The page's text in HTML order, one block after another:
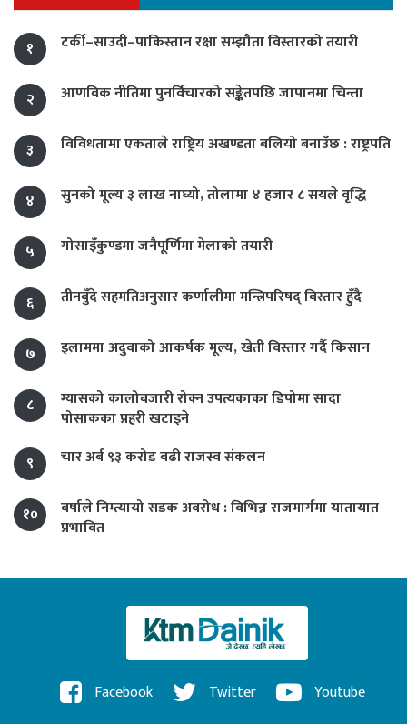
१ टर्की–साउदी–पाकिस्तान रक्षा सम्झौता विस्तारको तयारी
२ आणविक नीतिमा पुनर्विचारको सङ्केतपछि जापानमा चिन्ता
३ विविधतामा एकताले राष्ट्रिय अखण्डता बलियो बनाउँछ : राष्ट्रपति
४ सुनको मूल्य ३ लाख नाघ्यो, तोलामा ४ हजार ८ सयले वृद्धि
५ गोसाइँकुण्डमा जनैपूर्णिमा मेलाको तयारी
६ तीनबुँदे सहमतिअनुसार कर्णालीमा मन्त्रिपरिषद् विस्तार हुँदै
७ इलाममा अदुवाको आकर्षक मूल्य, खेती विस्तार गर्दै किसान
८
ग्यासको कालोबजारी रोक्न उपत्यकाका डिपोमा सादा
पोसाकका प्रहरी खटाइने
९
चार अर्ब ९३ करोड बढी राजस्व संकलन
१०
वर्षाले निम्त्यायो सडक अवरोध : विभिन्न राजमार्गमा यातायात
प्रभावित
Facebook Twitter Youtube